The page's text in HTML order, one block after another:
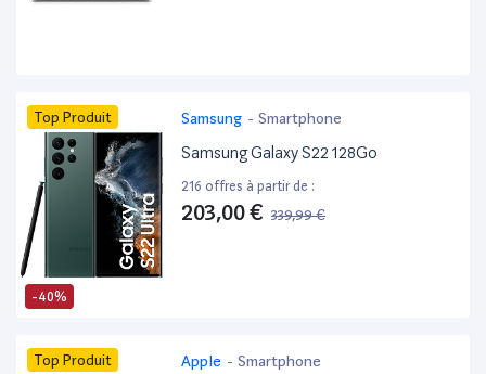
-40%
Top Produit Samsung - Smartphone
Samsung Galaxy S22 128Go
216 offres à partir de :
203,00 € 339,99 €
Top Produit Apple - Smartphone